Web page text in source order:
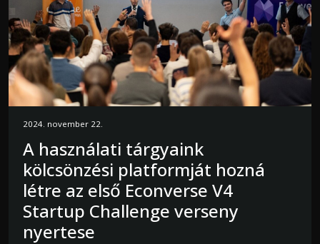
2024. november 22.
A használati tárgyaink
kölcsönzési platformját hozná
létre az első Econverse V4
Startup Challenge verseny
nyertese